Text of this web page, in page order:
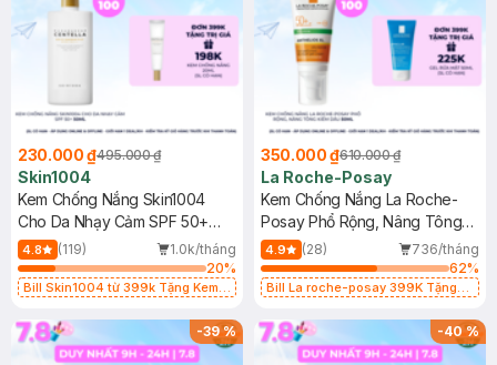
230.000 ₫495.000 ₫
Skin1004
Kem Chống Nắng Skin1004
Cho Da Nhạy Cảm SPF 50+
50ml
4.8 (119)
1.0k/tháng
20%
Bill Skin1004 từ 399k Tặng Kem
SPF 50+ 20ml (SL Có Hạn)
350.000 ₫610.000 ₫
La Roche-Posay
Kem Chống Nắng La Roche-
Posay Phổ Rộng, Nâng Tông
Kiềm Dầu 50ml
4.9 (28)
736/tháng
62%
Bill La roche-posay 399K Tặng
(SL có hạn)
-39% -40%